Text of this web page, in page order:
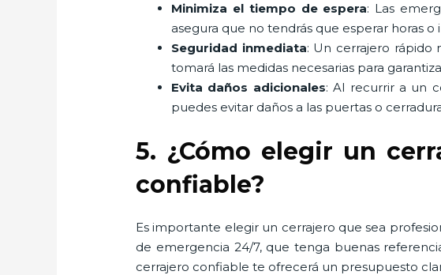
Minimiza el tiempo de espera: Las
asegura que no tendrás que esperar horas
Seguridad inmediata: Un cerrajero
tomará las medidas necesarias para
Evita daños adicionales: Al recurrir a un
puedes evitar daños a las puertas o
5. ¿Cómo elegir un
confiable?
Es importante elegir un cerrajero que sea
de emergencia 24/7, que tenga buenas
cerrajero confiable te ofrecerá un presupuesto